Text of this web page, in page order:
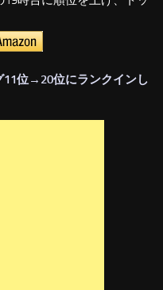
11位→20位にランクインし